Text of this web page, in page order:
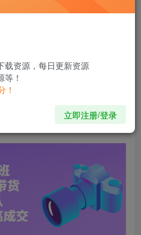
钻石会员免费
people, sooner or later it
迟早有一天它会找到你
载资源，每日更新资源
！
！
立即注册/登录